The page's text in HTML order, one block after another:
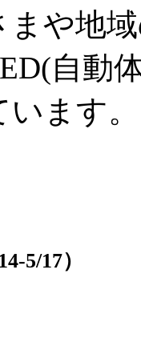
まや地
自動
ます。
5/17）